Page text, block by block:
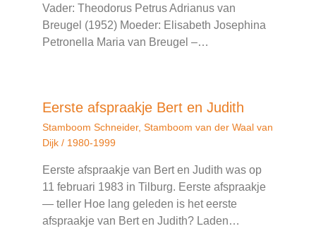
Vader: Theodorus Petrus Adrianus van
Breugel (1952) Moeder: Elisabeth Josephina
Petronella Maria van Breugel –…
Eerste afspraakje Bert en Judith
Stamboom Schneider, Stamboom van der Waal van
Dijk / 1980-1999
Eerste afspraakje van Bert en Judith was op
11 februari 1983 in Tilburg. Eerste afspraakje
— teller Hoe lang geleden is het eerste
afspraakje van Bert en Judith? Laden…